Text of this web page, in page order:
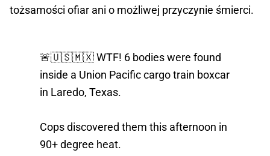
tożsamości ofiar ani o możliwej przyczynie śmierci.
🚨🇺🇸🇲🇽 WTF! 6 bodies were found
inside a Union Pacific cargo train boxcar
in Laredo, Texas.
Cops discovered them this afternoon in
90+ degree heat.